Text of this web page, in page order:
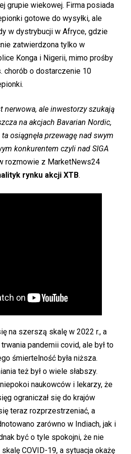
grupie wiekowej. Firma posiada
gotowe do wysyłki, ale
w dystrybucji w Afryce, gdzie
zatwierdzona tylko w
Konga i Nigerii, mimo prośby
chorób o dostarczenie 10
nerwowa, ale inwestorzy szukają
na akcjach Bavarian Nordic,
osiągnęła przewagę nad swym
konkurentem czyli nad SIGA
rozmowie z MarketNews24
rynku akcji XTB.
na szerszą skalę w 2022 r., a
pandemii covid, ale był to
śmiertelność była niższa.
też był o wiele słabszy.
naukowców i lekarzy, że
ograniczał się do krajów
teraz rozprzestrzeniać, a
zarówno w Indiach, jak i
być o tyle spokojni, że nie
COVID-19, a sytuacja okażę